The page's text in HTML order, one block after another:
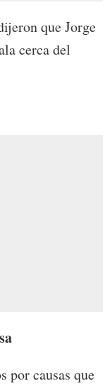
que Jorge
cerca del
por causas que